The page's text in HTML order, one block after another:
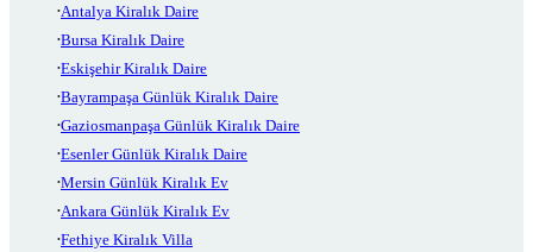
Antalya Kiralık Daire
Bursa Kiralık Daire
Eskişehir Kiralık Daire
Bayrampaşa Günlük Kiralık Daire
Gaziosmanpaşa Günlük Kiralık Daire
Esenler Günlük Kiralık Daire
Mersin Günlük Kiralık Ev
Ankara Günlük Kiralık Ev
Fethiye Kiralık Villa